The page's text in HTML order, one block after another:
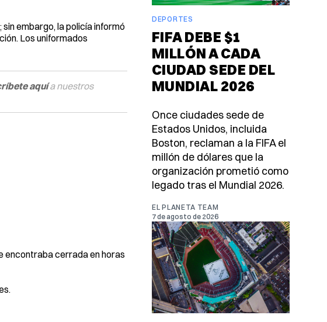
embargo, la policía informó
Los uniformados
aquía nuestros
encontraba cerrada en horas
DEPORTES
FIFA DEBE $1
MILLÓN A CADA
CIUDAD SEDE DEL
MUNDIAL 2026
Once ciudades sede de
Estados Unidos, incluida
Boston, reclaman a la FIFA el
millón de dólares que la
organización prometió como
legado tras el Mundial 2026.
EL PLANETA TEAM
7 de agosto de 2026